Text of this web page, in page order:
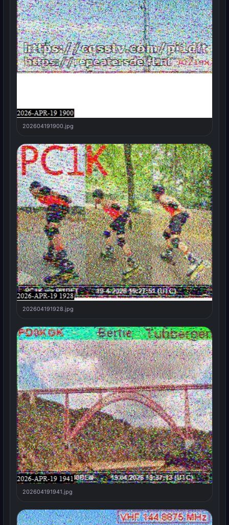
202604191900.jpg
202604191928.jpg
202604191941.jpg